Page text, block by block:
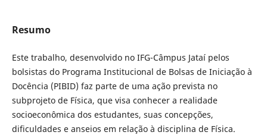
Resumo
Este trabalho, desenvolvido no IFG-Câmpus Jataí pelos
bolsistas do Programa Institucional de Bolsas de Iniciação à
Docência (PIBID) faz parte de uma ação prevista no
subprojeto de Física, que visa conhecer a realidade
socioeconômica dos estudantes, suas concepções,
dificuldades e anseios em relação à disciplina de Física.